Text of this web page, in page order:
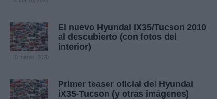
El nuevo Hyundai iX35/Tucson 2010
al descubierto (con fotos del
interior)
10 marzo, 2020
Primer teaser oficial del Hyundai
iX35-Tucson (y otras imágenes)